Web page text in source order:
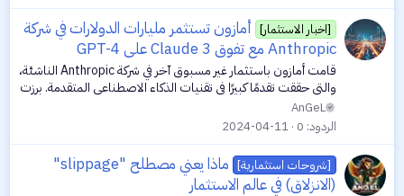
[اخبار الاستثمار] أمازون تستثمر مليارات الدولارات في شركة
Anthropic مع تفوق Claude 3 على GPT-4
قامت أمازون باستثمار غير مسبوق آخر في شركة Anthropic الناشئة،
والتي حققت تقدمًا كبيرًا في تقنيات الذكاء الاصطناعي المتقدمة. برزت
Claude، كمنافس...
AnGeL
الردود 0
2024-04-11
[شروحات استثمارية]
ماذا يعني مصطلح "slippage"
(الانزلاق) في عالم الاستثمار